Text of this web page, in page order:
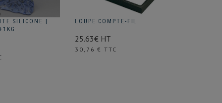
SILICONE |
LOUPE COMPTE-FIL
25.63€ HT
Prix
30,76 € TTC